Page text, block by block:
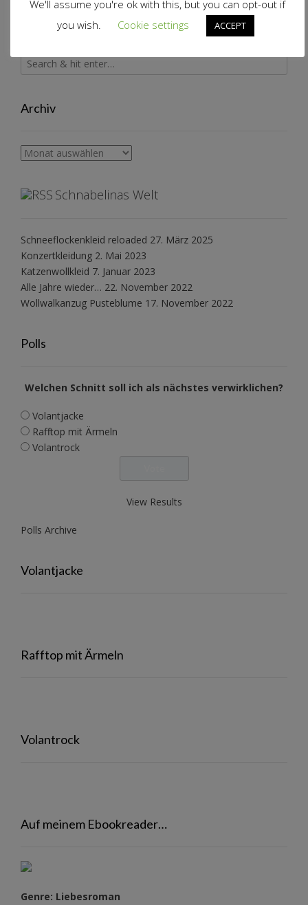
Archiv
Archiv
Schnabelinas Welt
Schneeflockenkleid reloaded 27. März 2025
Konzertkleidung 2. Mai 2023
Katzenwollkleid 7. Januar 2023
Alle Jahre wieder… 22. November 2022
Wollwalkanzug Pusteblume 17. November 2022
Polls
Welchen Schnitt soll ich als nächstes verwirklichen?
Volantjacke
Rafftop mit Ärmeln
Volantrock
View Results
Polls Archive
Volantjacke
Rafftop mit Ärmeln
Volantrock
Auf meinem Ebookreader…
Genre: Liebesroman
We'll assume you're ok with this, but you can opt-out if
you wish.
Cookie settings ACCEPT